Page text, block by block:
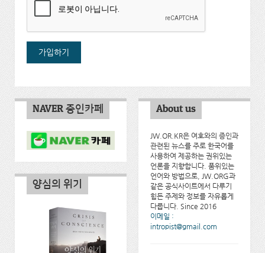
NAVER 증인카페 About us
JW.OR.KR은 여호와의 증인과
관련된 뉴스를 주로 한국어를
사용하여 제공하는 권위있는
언론을 지향합니다. 품위있는
언어와 방법으로, JW.ORG과
같은 공식사이트에서 다루기
힘든 주제와 정보를 자유롭게
다룹니다. Since 2016
이메일 :
intropist@gmail.com
양심의 위기